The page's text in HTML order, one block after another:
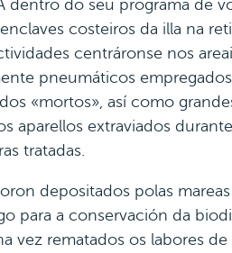
dentro do seu programa de
costeiros da illa na
centráronse nos
pneumáticos
«mortos», así como
aparellos extraviados
tratadas.
depositados polas
para a conservación da
vez rematados os labores